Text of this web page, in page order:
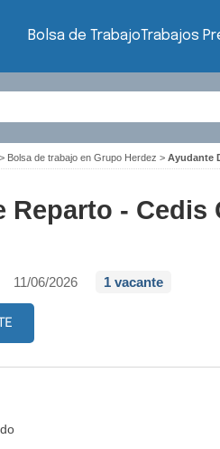
Bolsa de TrabajoTrabajos
> Bolsa de trabajo en Grupo Herdez > Ayudante
Reparto - Cedis
11/06/2026 1 vacante